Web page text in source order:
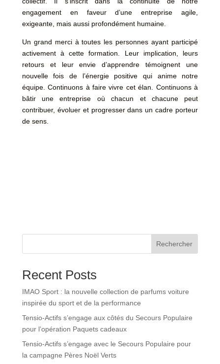
engagement en faveur d’une entreprise agile,
exigeante, mais aussi profondément humaine.
Un grand merci à toutes les personnes ayant participé
activement à cette formation. Leur implication, leurs
retours et leur envie d’apprendre témoignent une
nouvelle fois de l’énergie positive qui anime notre
équipe. Continuons à faire vivre cet élan. Continuons à
bâtir une entreprise où chacun et chacune peut
contribuer, évoluer et progresser dans un cadre porteur
de sens.
Rechercher
Recent Posts
IMAO Sport : la nouvelle collection de parfums voiture
inspirée du sport et de la performance
Tensio-Actifs s’engage aux côtés du Secours Populaire
pour l’opération Paquets cadeaux
Tensio-Actifs s’engage avec le Secours Populaire pour
la campagne Pères Noël Verts